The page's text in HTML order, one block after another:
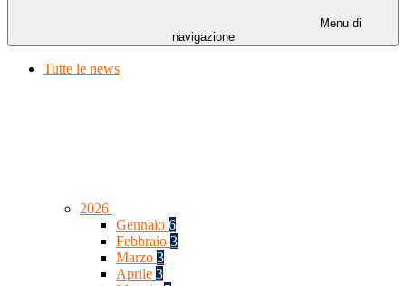
Menu di
navigazione
Tutte le news
2026
Gennaio 6
Febbraio 3
Marzo 3
Aprile 3